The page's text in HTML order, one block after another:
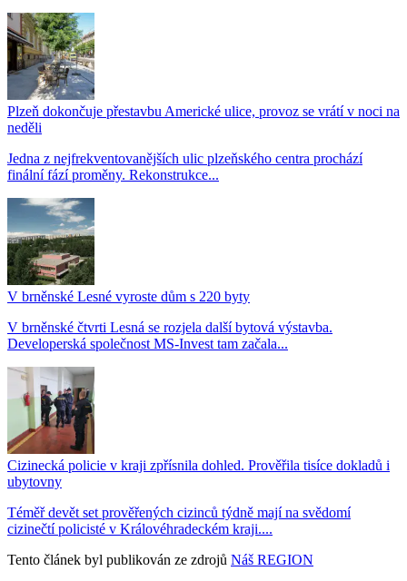
Plzeň dokončuje přestavbu Americké ulice, provoz se vrátí v noci na
neděli
Jedna z nejfrekventovanějších ulic plzeňského centra prochází
finální fází proměny. Rekonstrukce...
V brněnské Lesné vyroste dům s 220 byty
V brněnské čtvrti Lesná se rozjela další bytová výstavba.
Developerská společnost MS-Invest tam začala...
Cizinecká policie v kraji zpřísnila dohled. Prověřila tisíce dokladů i
ubytovny
Téměř devět set prověřených cizinců týdně mají na svědomí
cizinečtí policisté v Královéhradeckém kraji....
Tento článek byl publikován ze zdrojů Náš REGION